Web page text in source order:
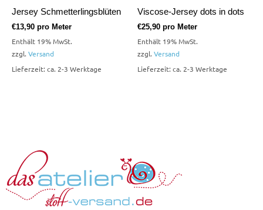
Jersey Schmetterlingsblüten
€13,90 pro Meter
Enthält 19% MwSt.
zzgl. Versand
Lieferzeit: ca. 2-3 Werktage
Viscose-Jersey dots in dots
€25,90 pro Meter
Enthält 19% MwSt.
zzgl. Versand
Lieferzeit: ca. 2-3 Werktage